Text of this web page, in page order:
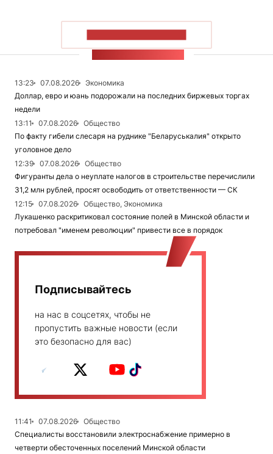
13:23 07.08.2026
Экономика
Доллар, евро и юань подорожали на последних биржевых торгах
недели
13:11
07.08.2026
Общество
По факту гибели слесаря на руднике "Беларуськалия" открыто
уголовное дело
12:39
07.08.2026
Общество
Фигуранты дела о неуплате налогов в строительстве перечислили
31,2 млн рублей, просят освободить от ответственности — СК
12:15
07.08.2026
Общество, Экономика
Лукашенко раскритиковал состояние полей в Минской области и
потребовал "именем революции" привести все в порядок
Подписывайтесь
на нас в соцсетях, чтобы не
пропустить важные новости (если
это безопасно для вас)
11:41 07.08.2026
Общество
Специалисты восстановили электроснабжение примерно в
четверти обесточенных поселений Минской области